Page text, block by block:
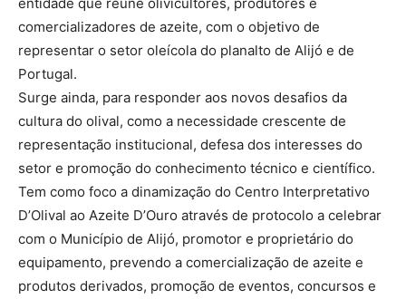
comercializadores de azeite, com o objetivo de
representar o setor oleícola do planalto de Alijó e de
Portugal.
Surge ainda, para responder aos novos desafios da
cultura do olival, como a necessidade crescente de
representação institucional, defesa dos interesses do
setor e promoção do conhecimento técnico e científico.
Tem como foco a dinamização do Centro Interpretativo
D’Olival ao Azeite D’Ouro através de protocolo a celebrar
com o Município de Alijó, promotor e proprietário do
equipamento, prevendo a comercialização de azeite e
produtos derivados, promoção de eventos, concursos e